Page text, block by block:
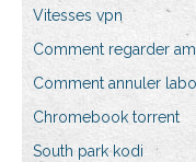
Vitesses vpn
Comment regarder
Comment annuler
Chromebook torrent
South park kodi